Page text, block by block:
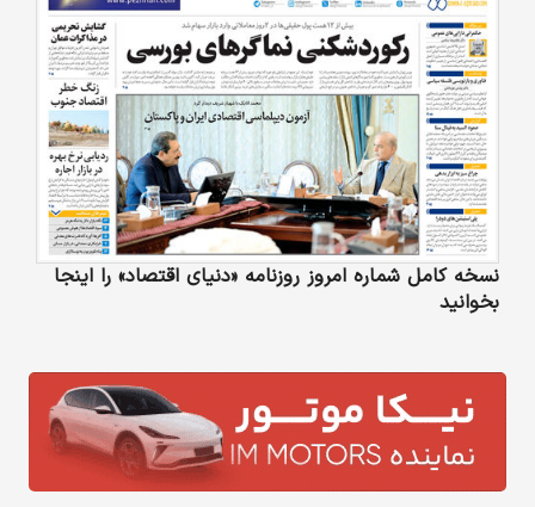
نسخه کامل شماره امروز روزنامه «دنیای‌ اقتصاد» را اینجا
بخوانید